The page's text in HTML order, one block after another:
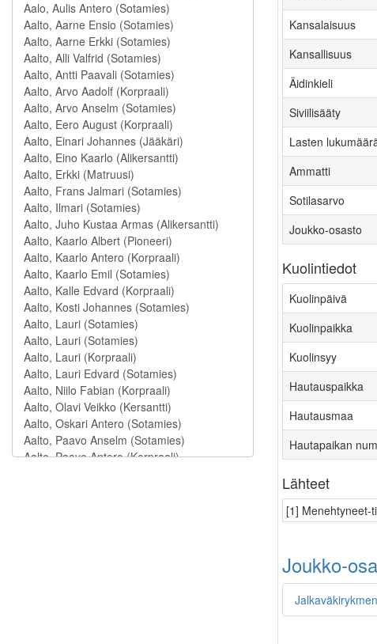
Kansalaisuus
Kansallisuus
Äidinkieli
Siviilisääty
Lasten
Ammatti
Sotilasarvo
Joukko-osasto
Kuolintiedot
Kuolinpäivä
Kuolinpaikka
Kuolinsyy
Hautauspaikka
Hautausmaa
Hautapaikan
Lähteet
[1] Menehtyneet-
Joukko-